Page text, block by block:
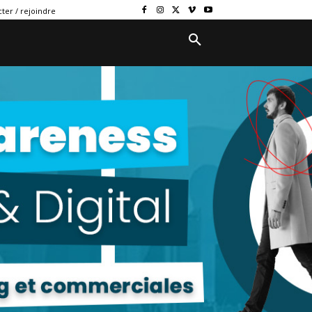
/ rejoindre